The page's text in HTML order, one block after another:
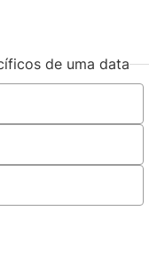
de uma data